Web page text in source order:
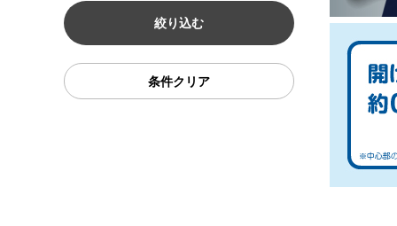
条件クリア